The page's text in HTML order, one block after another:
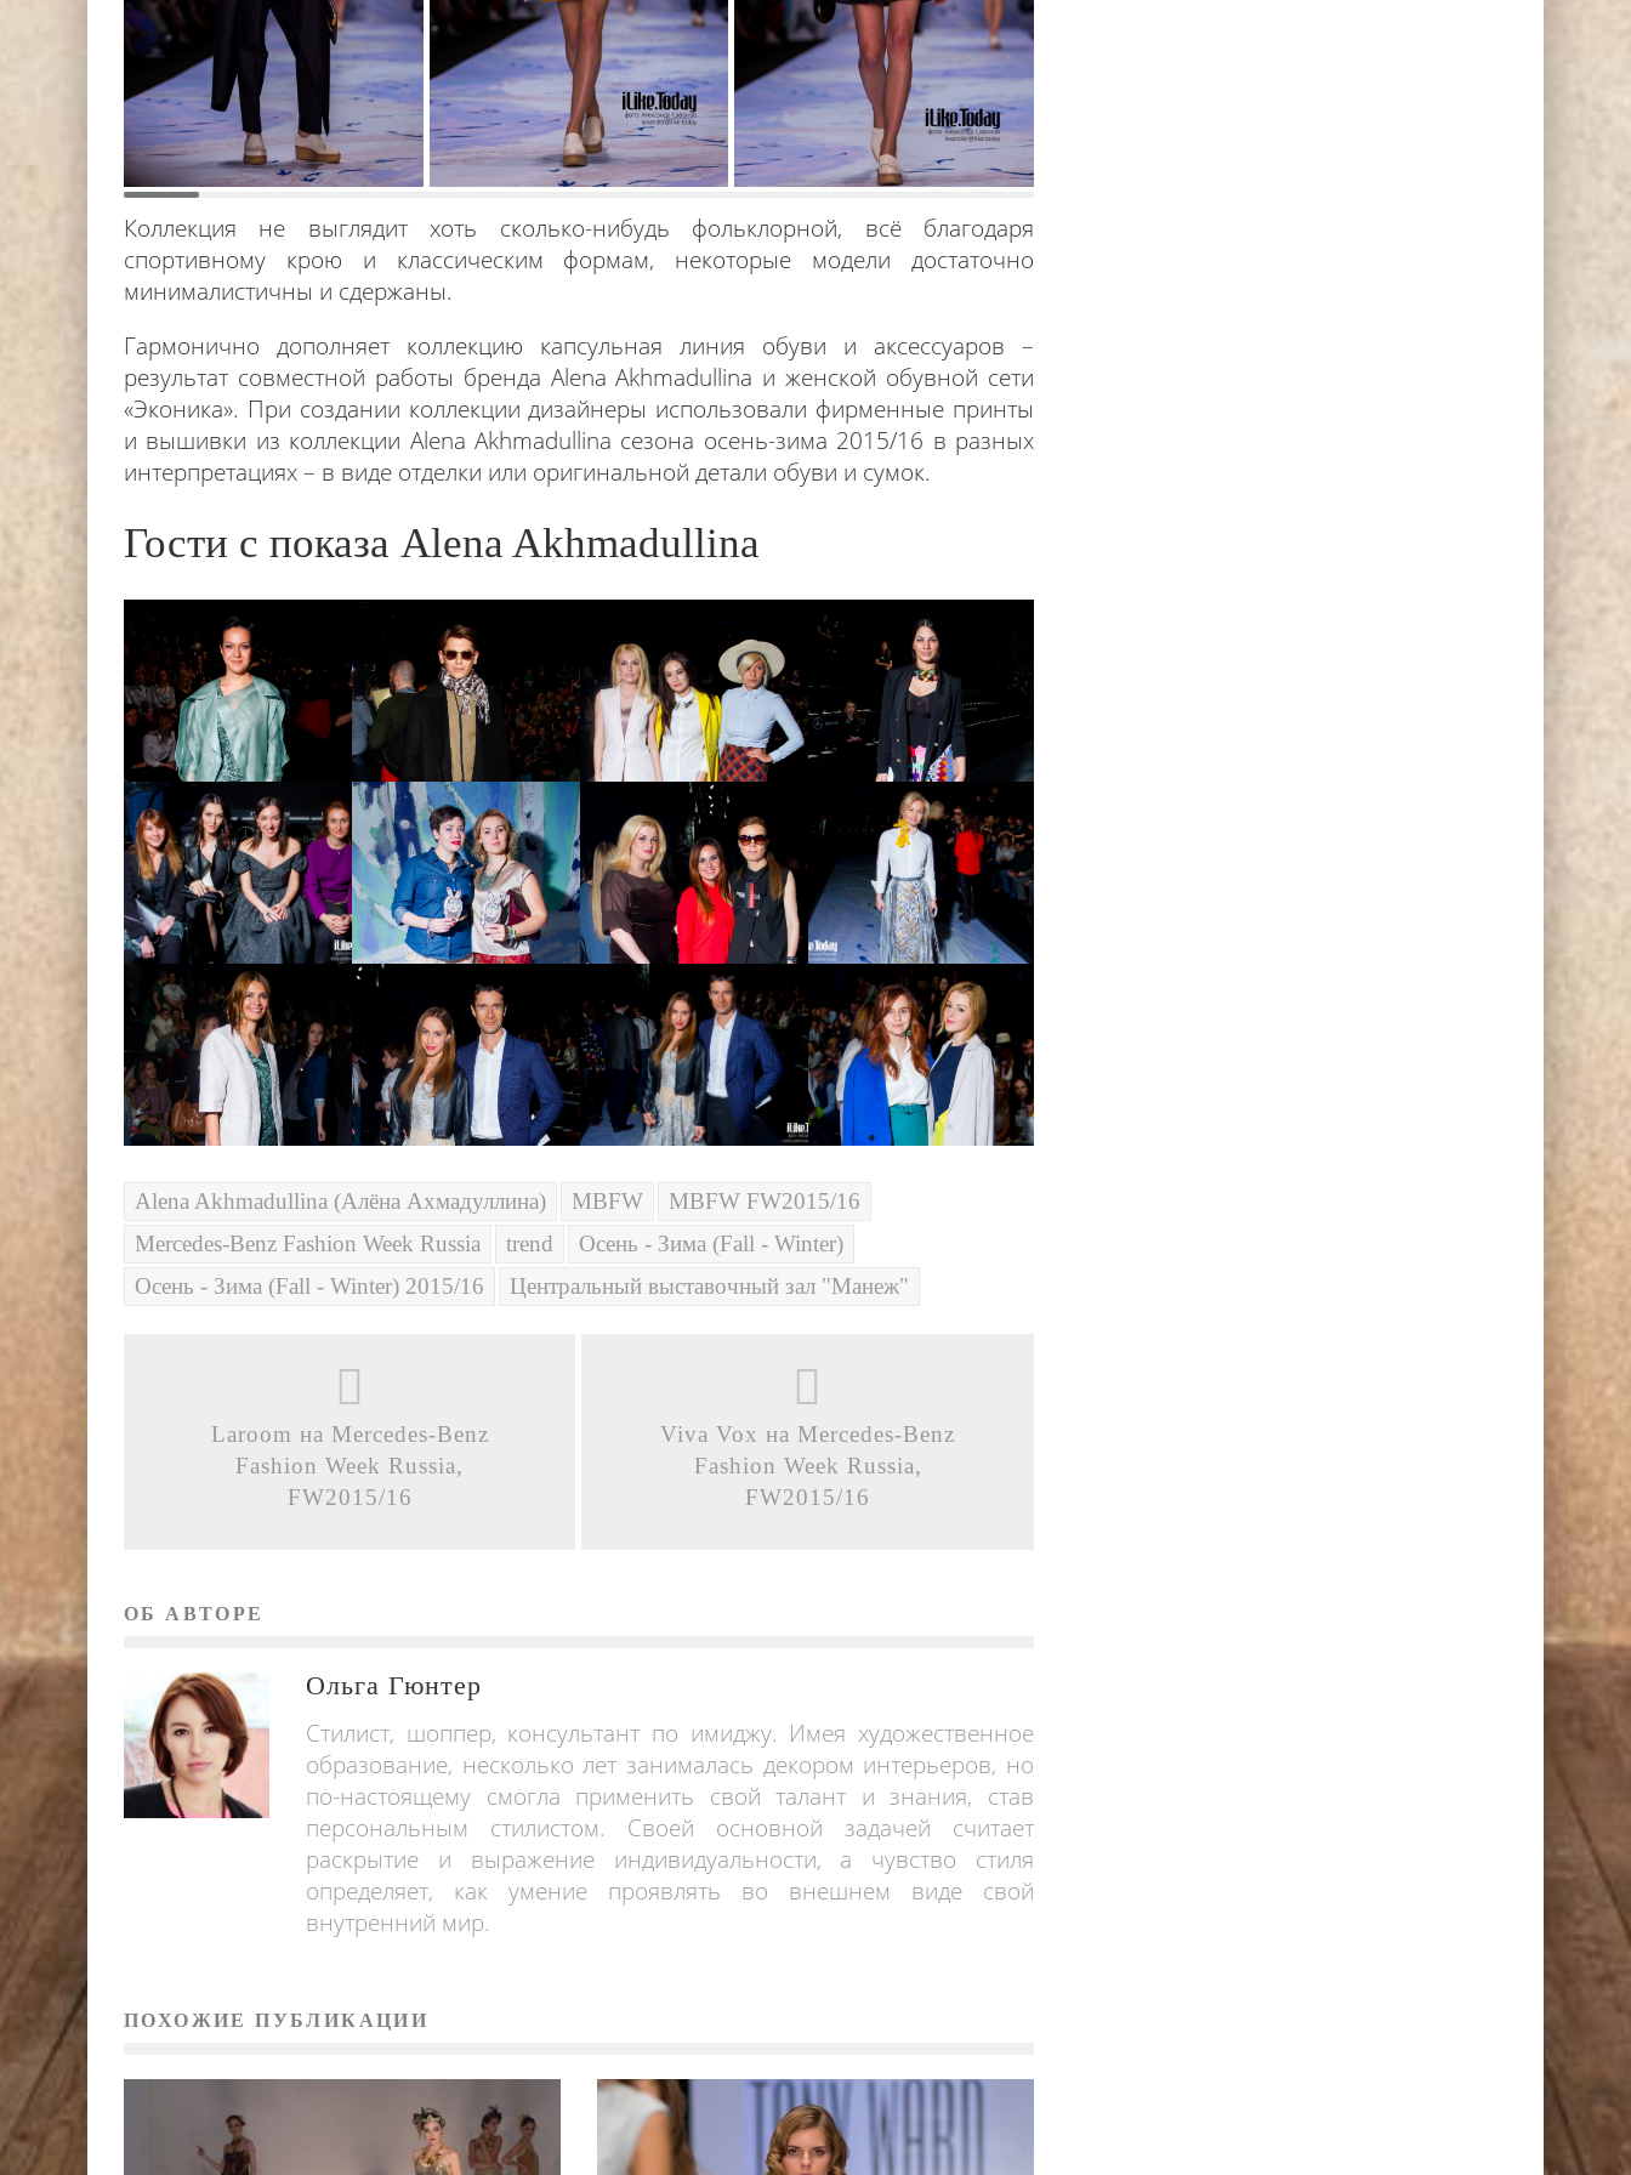
Коллекция не выглядит хоть сколько-нибудь фольклорной, всё благодаря
спортивному крою и классическим формам, некоторые модели достаточно
минималистичны и сдержаны.
Гармонично дополняет коллекцию капсульная линия обуви и аксессуаров –
результат совместной работы бренда Alena Akhmadullina и женской обувной сети
«Эконика». При создании коллекции дизайнеры использовали фирменные принты
и вышивки из коллекции Alena Akhmadullina сезона осень-зима 2015/16 в разных
интерпретациях – в виде отделки или оригинальной детали обуви и сумок.
Гости с показа Alena Akhmadullina
Alena Akhmadullina (Алёна Ахмадуллина) MBFW
MBFW FW2015/16
Mercedes-Benz Fashion Week Russia
trend
Осень - Зима (Fall - Winter)
Осень - Зима (Fall - Winter) 2015/16
Центральный выставочный зал "Манеж"
Laroom на Mercedes-Benz
Fashion Week Russia,
FW2015/16
Viva Vox на Mercedes-Benz
Fashion Week Russia,
FW2015/16
ОБ АВТОРЕ
Ольга Гюнтер
Стилист, шоппер, консультант по имиджу. Имея художественное
образование, несколько лет занималась декором интерьеров, но
по-настоящему смогла применить свой талант и знания, став
персональным стилистом. Своей основной задачей считает
раскрытие и выражение индивидуальности, а чувство стиля
определяет, как умение проявлять во внешнем виде свой
внутренний мир.
ПОХОЖИЕ ПУБЛИКАЦИИ